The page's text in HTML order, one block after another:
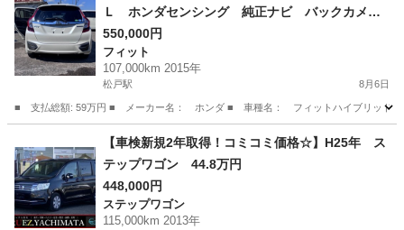
Ｌ ホンダセンシング 純正ナビ バックカメ
ラ 寒冷地仕様 衝突軽減装置 禁煙車 ハーフ
レザーシート スマートキー ＬＥＤヘッド Ｅ
ＴＣ レーダークルーズ 純正１５インチアルミ
550,000円
フィット
107,000km 2015年
松戸駅 8月6日
■ 支払総額: 59万円 ■ メーカー名： ホンダ ■ 車種名： フィットハイブリッド
松戸駅 フィット
【車検新規2年取得！コミコミ価格☆】H25年 ス
テップワゴン 44.8万円
448,000円
ステップワゴン
115,000km 2013年